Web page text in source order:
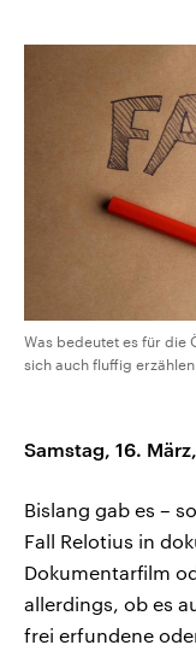
Was bedeutet es für die
sich auch fluffig
Samstag, 16.
Bislang gab es –
Fall Relotius in
Dokumentarfilm
allerdings, ob es
frei erfundene